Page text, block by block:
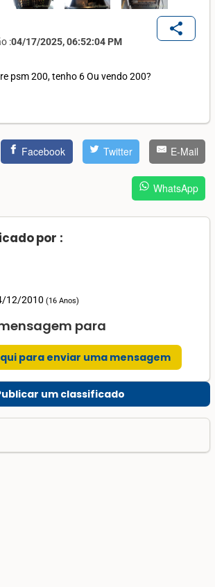
:04/17/2025, 06:52:04 PM
share
psm 200, tenho 6 Ou vendo 200?
Facebook Twitter E-Mail
WhatsApp
por :
12/2010 (16 Anos)
para
para enviar uma mensagem
um classificado